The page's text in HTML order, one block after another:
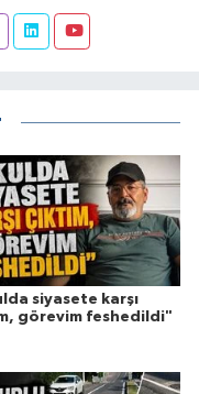
siyasete karşı
görevim feshedildi"